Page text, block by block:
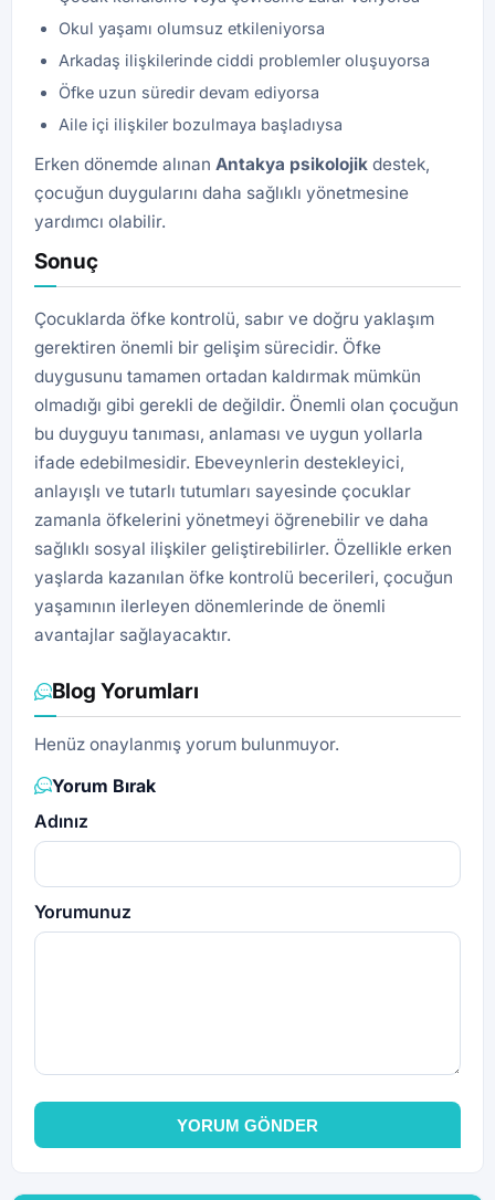
Okul yaşamı olumsuz etkileniyorsa
Arkadaş ilişkilerinde ciddi problemler oluşuyorsa
Öfke uzun süredir devam ediyorsa
Aile içi ilişkiler bozulmaya başladıysa
Erken dönemde alınan Antakya psikolojik destek,
çocuğun duygularını daha sağlıklı yönetmesine
yardımcı olabilir.
Sonuç
Çocuklarda öfke kontrolü, sabır ve doğru yaklaşım
gerektiren önemli bir gelişim sürecidir. Öfke
duygusunu tamamen ortadan kaldırmak mümkün
olmadığı gibi gerekli de değildir. Önemli olan çocuğun
bu duyguyu tanıması, anlaması ve uygun yollarla
ifade edebilmesidir. Ebeveynlerin destekleyici,
anlayışlı ve tutarlı tutumları sayesinde çocuklar
zamanla öfkelerini yönetmeyi öğrenebilir ve daha
sağlıklı sosyal ilişkiler geliştirebilirler. Özellikle erken
yaşlarda kazanılan öfke kontrolü becerileri, çocuğun
yaşamının ilerleyen dönemlerinde de önemli
avantajlar sağlayacaktır.
Blog Yorumları
Henüz onaylanmış yorum bulunmuyor.
Yorum Bırak
Adınız
Yorumunuz
YORUM GÖNDER